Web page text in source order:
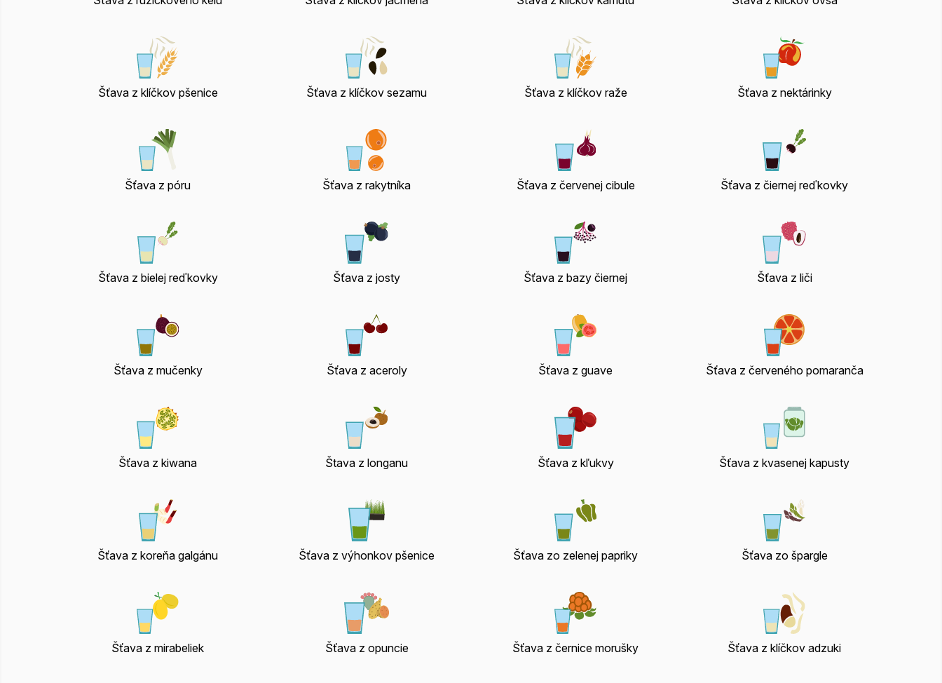
Šťava z klíčkov pšenice Šťava z klíčkov sezamu Šťava z klíčkov raže Šťava z nektárinky
Šťava z póru Šťava z rakytníka Šťava z červenej cibule Šťava z čiernej reďkovky
Šťava z bielej reďkovky Šťava z josty Šťava z bazy čiernej Šťava z liči
Šťava z mučenky Šťava z aceroly Šťava z guave Šťava z červeného pomaranča
Šťava z kiwana Štava z longanu Šťava z kľukvy Šťava z kvasenej kapusty
Šťava z koreňa galgánu Šťava z výhonkov pšenice Šťava zo zelenej papriky Šťava zo špargle
Šťava z mirabeliek Šťava z opuncie Šťava z černice morušky Šťava z klíčkov adzuki